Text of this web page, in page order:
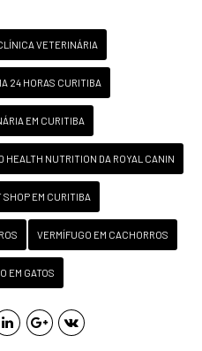
VETERINÁRIA
24 HORAS CURITIBA
EM CURITIBA
HEALTH NUTRITION DA ROYAL CANIN
SHOP EM CURITIBA
VERMÍFUGO EM CACHORROS
EM GATOS